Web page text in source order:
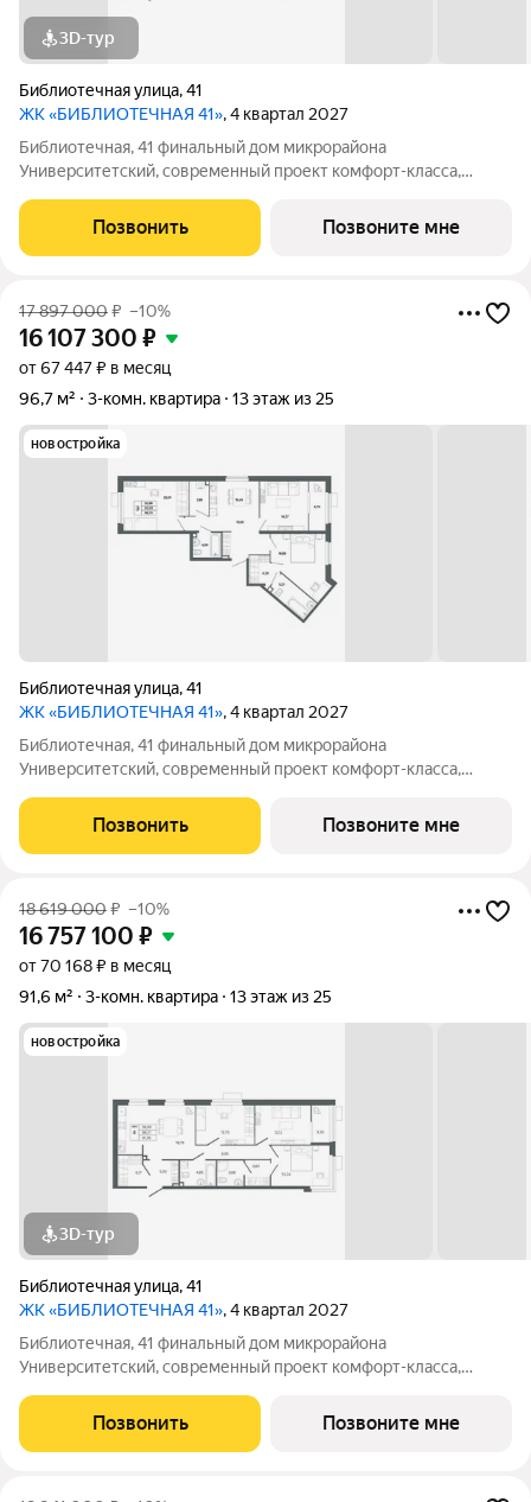
3D-тур
Библиотечная улица,41
ЖК «БИБЛИОТЕЧНАЯ 41», 4 квартал 2027
Библиотечная, 41 финальный дом микрорайона
Университетский, современный проект комфорт-класса,
«Первостроитель». Дом органично вписался в микрорайон,
став его естественным продолжением и унаследовав все
Позвонить Позвоните мне
17 897 000₽ –10%
16 107 300 ₽
от 67 447 ₽ в месяц
96,7 м²
3-комн. квартира 13 этаж из 25
новостройка
Библиотечная улица,41
ЖК «БИБЛИОТЕЧНАЯ 41», 4 квартал 2027
Библиотечная, 41 финальный дом микрорайона
Университетский, современный проект комфорт-класса,
«Первостроитель». Дом органично вписался в микрорайон,
став его естественным продолжением и унаследовав все
Позвонить Позвоните мне
18 619 000₽ –10%
16 757 100 ₽
от 70 168 ₽ в месяц
91,6 м²
3-комн. квартира 13 этаж из 25
новостройка
3D-тур
Библиотечная улица,41
ЖК «БИБЛИОТЕЧНАЯ 41», 4 квартал 2027
Библиотечная, 41 финальный дом микрорайона
Университетский, современный проект комфорт-класса,
«Первостроитель». Дом органично вписался в микрорайон,
став его естественным продолжением и унаследовав все
Позвонить Позвоните мне